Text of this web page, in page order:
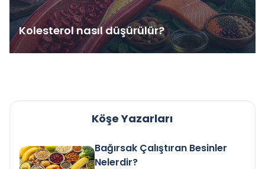
Kolesterol nasıl düşürülür?
Köşe Yazarları
Bağırsak Çalıştıran Besinler
Nelerdir?